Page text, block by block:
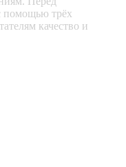
помощью трёх
качество и